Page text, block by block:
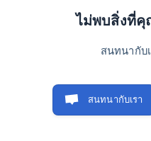
ไม่พบสิ่งที่คุ
สนทนากับ
สนทนากับเรา